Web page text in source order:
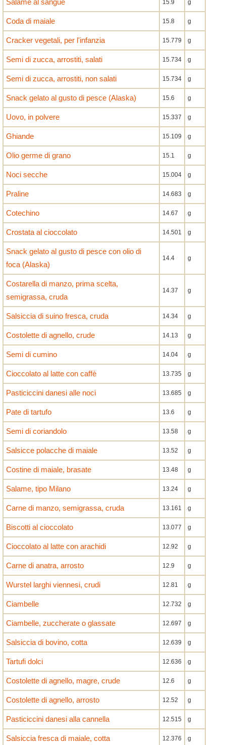
Salame al sangue 15.9 g
Coda di maiale 15.8 g
Cracker vegetali, per l'infanzia 15.779 g
Semi di zucca, arrostiti, salati 15.734 g
Semi di zucca, arrostiti, non salati 15.734 g
Snack gelato al gusto di pesce (Alaska) 15.6 g
Uovo, in polvere 15.337 g
Ghiande 15.109 g
Olio germe di grano 15.1 g
Noci secche 15.004 g
Praline 14.683 g
Cotechino 14.67 g
Crostata al cioccolato 14.501 g
Snack gelato al gusto di pesce con olio di
foca (Alaska)
14.4 g
Costarella di manzo, prima scelta,
semigrassa, cruda
14.37 g
Salsiccia di suino fresca, cruda 14.34 g
Costolette di agnello, crude 14.13 g
Semi di cumino 14.04 g
Cioccolato al latte con caffè 13.735 g
Pasticiccini danesi alle noci 13.685 g
Pate di tartufo 13.6 g
Semi di coriandolo 13.58 g
Salsicce polacche di maiale 13.52 g
Costine di maiale, brasate 13.48 g
Salame, tipo Milano 13.24 g
Carne di manzo, semigrassa, cruda 13.161 g
Biscotti al cioccolato 13.077 g
Cioccolato al latte con arachidi 12.92 g
Carne di anatra, arrosto 12.9 g
Wurstel larghi viennesi, crudi 12.81 g
Ciambelle 12.732 g
Ciambelle, zuccherate o glassate 12.697 g
Salsiccia di bovino, cotta 12.639 g
Tartufi dolci 12.636 g
Costolette di agnello, magre, crude 12.6 g
Costolette di agnello, arrosto 12.52 g
Pasticiccini danesi alla cannella 12.515 g
Salsiccia fresca di maiale, cotta 12.376 g